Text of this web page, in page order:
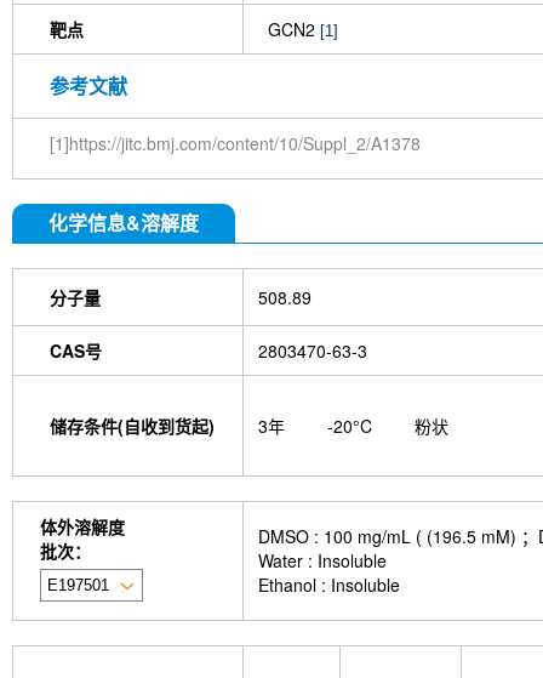
靶点 GCN2 [1]
参考文献
[1]https://jitc.bmj.com/content/10/Suppl_2/A1378
化学信息&溶解度
分子量 508.89
CAS号 2803470-63-3
储存条件(自收到货起) 3年 -20°C 粉状
体外溶解度
批次：
DMSO : 100 mg/mL ( (196.5 mM)
Water : Insoluble
Ethanol : Insoluble